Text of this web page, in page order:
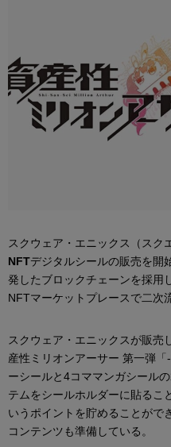
スクウェア・エニックス（スク
NFTデジタルシールの販売を開
発したブロックチェーンを採用
NFTマーケットプレースで二次
スクウェア・エニックスが販売
産性ミリオンアーサー 第一弾
ーシールと4コママンガシール
テムをシールホルダーに貼るこ
いうポイントを貯めることがで
コンテンツも準備している。